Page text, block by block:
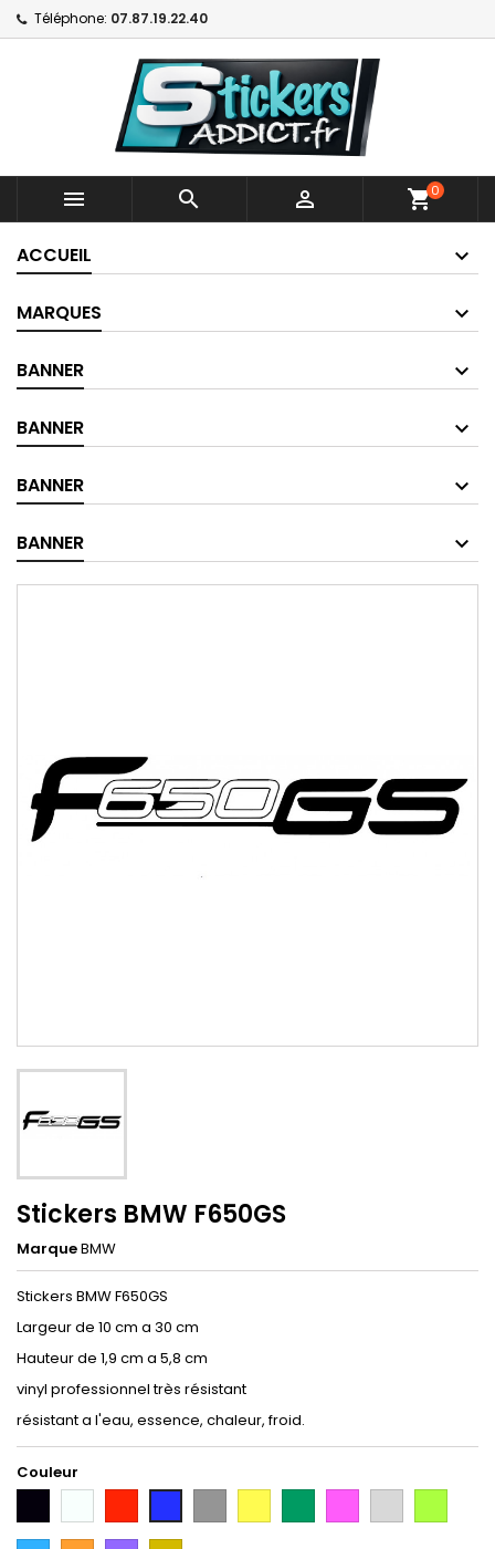
Téléphone: 07.87.19.22.40
   shopping_cart0
ACCUEIL
MARQUES
BANNER
BANNER
BANNER
BANNER
Stickers BMW F650GS
MarqueBMW
Stickers BMW F650GS
Largeur de 10 cm a 30 cm
Hauteur de 1,9 cm a 5,8 cm
vinyl professionnel très résistant
résistant a l'eau, essence, chaleur, froid.
Couleur
Rouge
ArgentCitron